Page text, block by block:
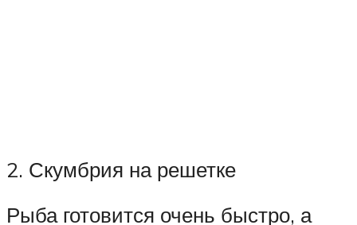
2. Скумбрия на решетке
Рыба готовится очень быстро, а